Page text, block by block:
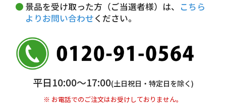
銀行振込(前払い)
普通 7263489
＜口座名＞ カ）ディースタイル
※ 振込み手数料お客様ご負担。
景品を受け取った方（ご当選者様）は、 こちら
よりお問い合わせください。
平日10:00〜17:00(土日祝日・特定日を除く)
※ お電話でのご注文はお受けしておりません。